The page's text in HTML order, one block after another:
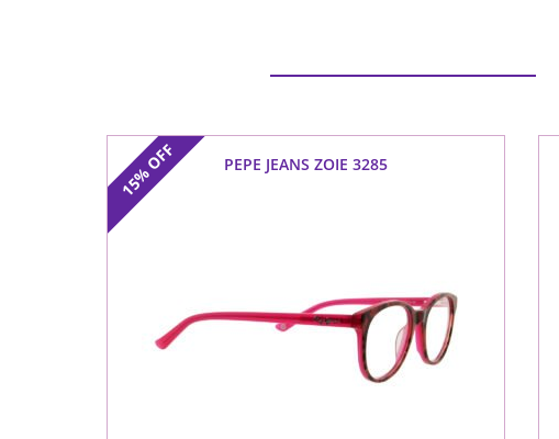
15%
OFF PEPE JEANS ZOIE 3285